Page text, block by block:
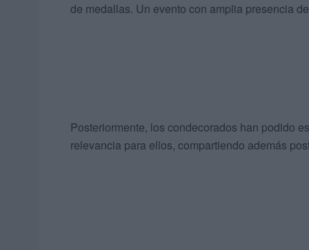
de medallas. Un evento con amplia presencia
Posteriormente, los condecorados han podido
relevancia para ellos, compartiendo además